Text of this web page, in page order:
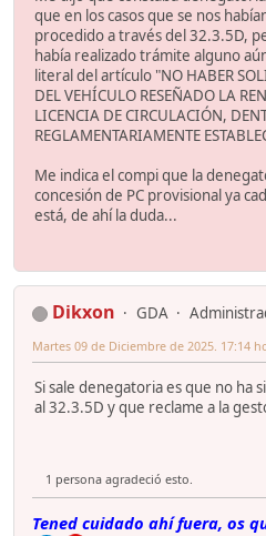
que en los casos que se nos
procedido a través del 32.3.5D,
había realizado trámite alguno
literal del artículo "NO HABER
DEL VEHÍCULO RESEÑADO LA
LICENCIA DE CIRCULACIÓN,
REGLAMENTARIAMENTE
Me indica el compi que la
concesión de PC provisional ya
está, de ahí la duda...
Dikxon GDA
Martes 09 de Diciembre de 2025. 17:14
Si sale denegatoria es que no ha
al 32.3.5D y que reclame a la
1 persona agradeció esto.
Tened cuidado ahí fuera, os